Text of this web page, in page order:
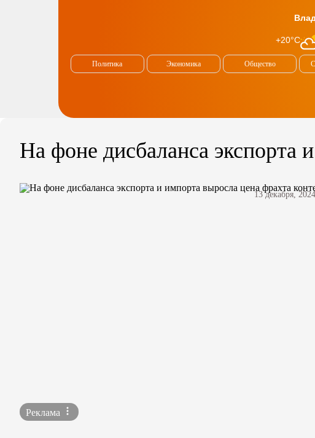
+20°C
Политика Экономика Общество
На фоне дисбаланса экспорта
13 декабря, 2024
Реклама